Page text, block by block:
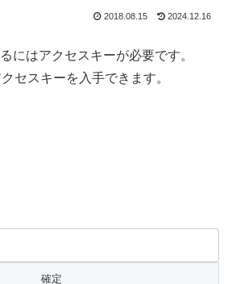
2018.08.15 2024.12.16
にはアクセスキーが必要です。
セスキーを入手できます。